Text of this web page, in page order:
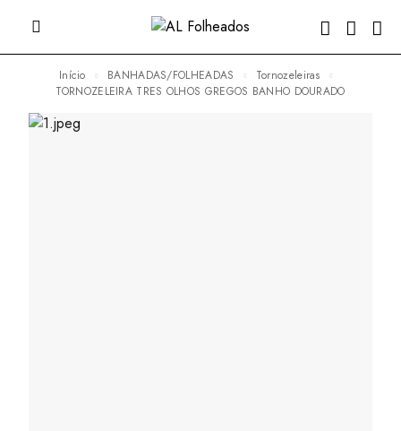
Início BANHADAS/FOLHEADAS
Tornozeleiras
TORNOZELEIRA TRES OLHOS GREGOS BANHO DOURADO